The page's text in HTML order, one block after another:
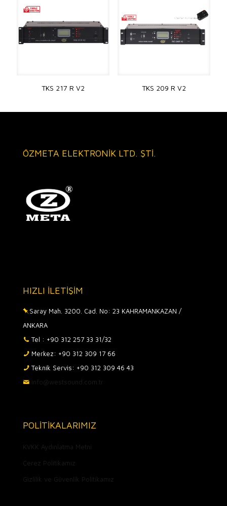
TKS 217 R V2 TKS 209 R V2
ÖZMETA ELEKTRONİK LTD. ŞTİ.
HIZLI İLETİŞİM
Saray Mah. 3200. Cad. No: 23 KAHRAMANKAZAN /
ANKARA
Tel : +90 312 257 33 31/32
Merkez: +90 312 309 17 66
Teknik Servis: +90 312 309 46 43
info@westsound.com.tr
POLİTİKALARIMIZ
KVKK Aydınlatma Metni
Çerez Politikamız
Gizlilik ve Güvenlik Politikamız